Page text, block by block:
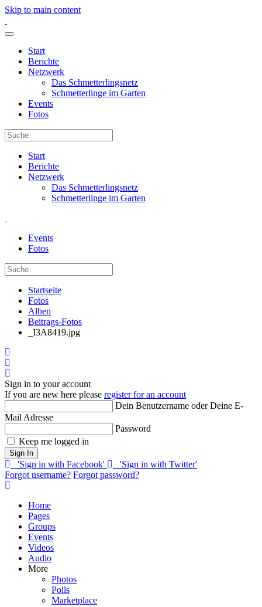
Skip to main content
Start
Berichte
Netzwerk
Das Schmetterlingsnetz
Schmetterlinge im Garten
Events
Fotos
Start
Berichte
Netzwerk
Das Schmetterlingsnetz
Schmetterlinge im Garten
Events
Fotos
Startseite
Fotos
Alben
Beitrags-Fotos
_I3A8419.jpg
Sign in to your account
If you are new here please register for an account
Dein Benutzername oder Deine E-
Mail Adresse
Password
Keep me logged in
Sign In
'Sign in with Facebook'
'Sign in with Twitter'
Forgot username? Forgot password?
Home
Pages
Groups
Events
Videos
Audio
More
Photos
Polls
Marketplace